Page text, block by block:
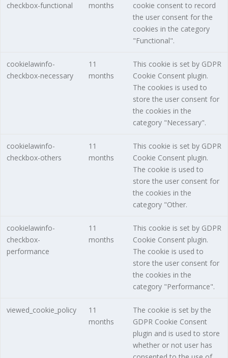
checkbox-functional
months
cookie consent to record
the user consent for the
cookies in the category
"Functional".
cookielawinfo-
checkbox-necessary
11
months
This cookie is set by GDPR
Cookie Consent plugin.
The cookies is used to
store the user consent for
the cookies in the
category "Necessary".
cookielawinfo-
checkbox-others
11
months
This cookie is set by GDPR
Cookie Consent plugin.
The cookie is used to
store the user consent for
the cookies in the
category "Other.
cookielawinfo-
checkbox-
performance
11
months
This cookie is set by GDPR
Cookie Consent plugin.
The cookie is used to
store the user consent for
the cookies in the
category "Performance".
viewed_cookie_policy
11
months
The cookie is set by the
GDPR Cookie Consent
plugin and is used to store
whether or not user has